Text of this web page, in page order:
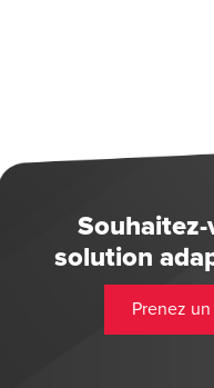
Souhaitez-
solution
Prenez